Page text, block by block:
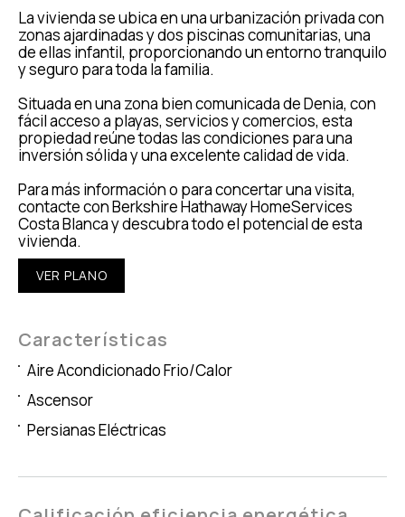
La vivienda se ubica en una urbanización privada con
zonas ajardinadas y dos piscinas comunitarias, una
de ellas infantil, proporcionando un entorno tranquilo
y seguro para toda la familia.
Situada en una zona bien comunicada de Denia, con
fácil acceso a playas, servicios y comercios, esta
propiedad reúne todas las condiciones para una
inversión sólida y una excelente calidad de vida.
Para más información o para concertar una visita,
contacte con Berkshire Hathaway HomeServices
Costa Blanca y descubra todo el potencial de esta
vivienda.
VER PLANO
Características
Aire Acondicionado Frio/Calor
Ascensor
Persianas Eléctricas